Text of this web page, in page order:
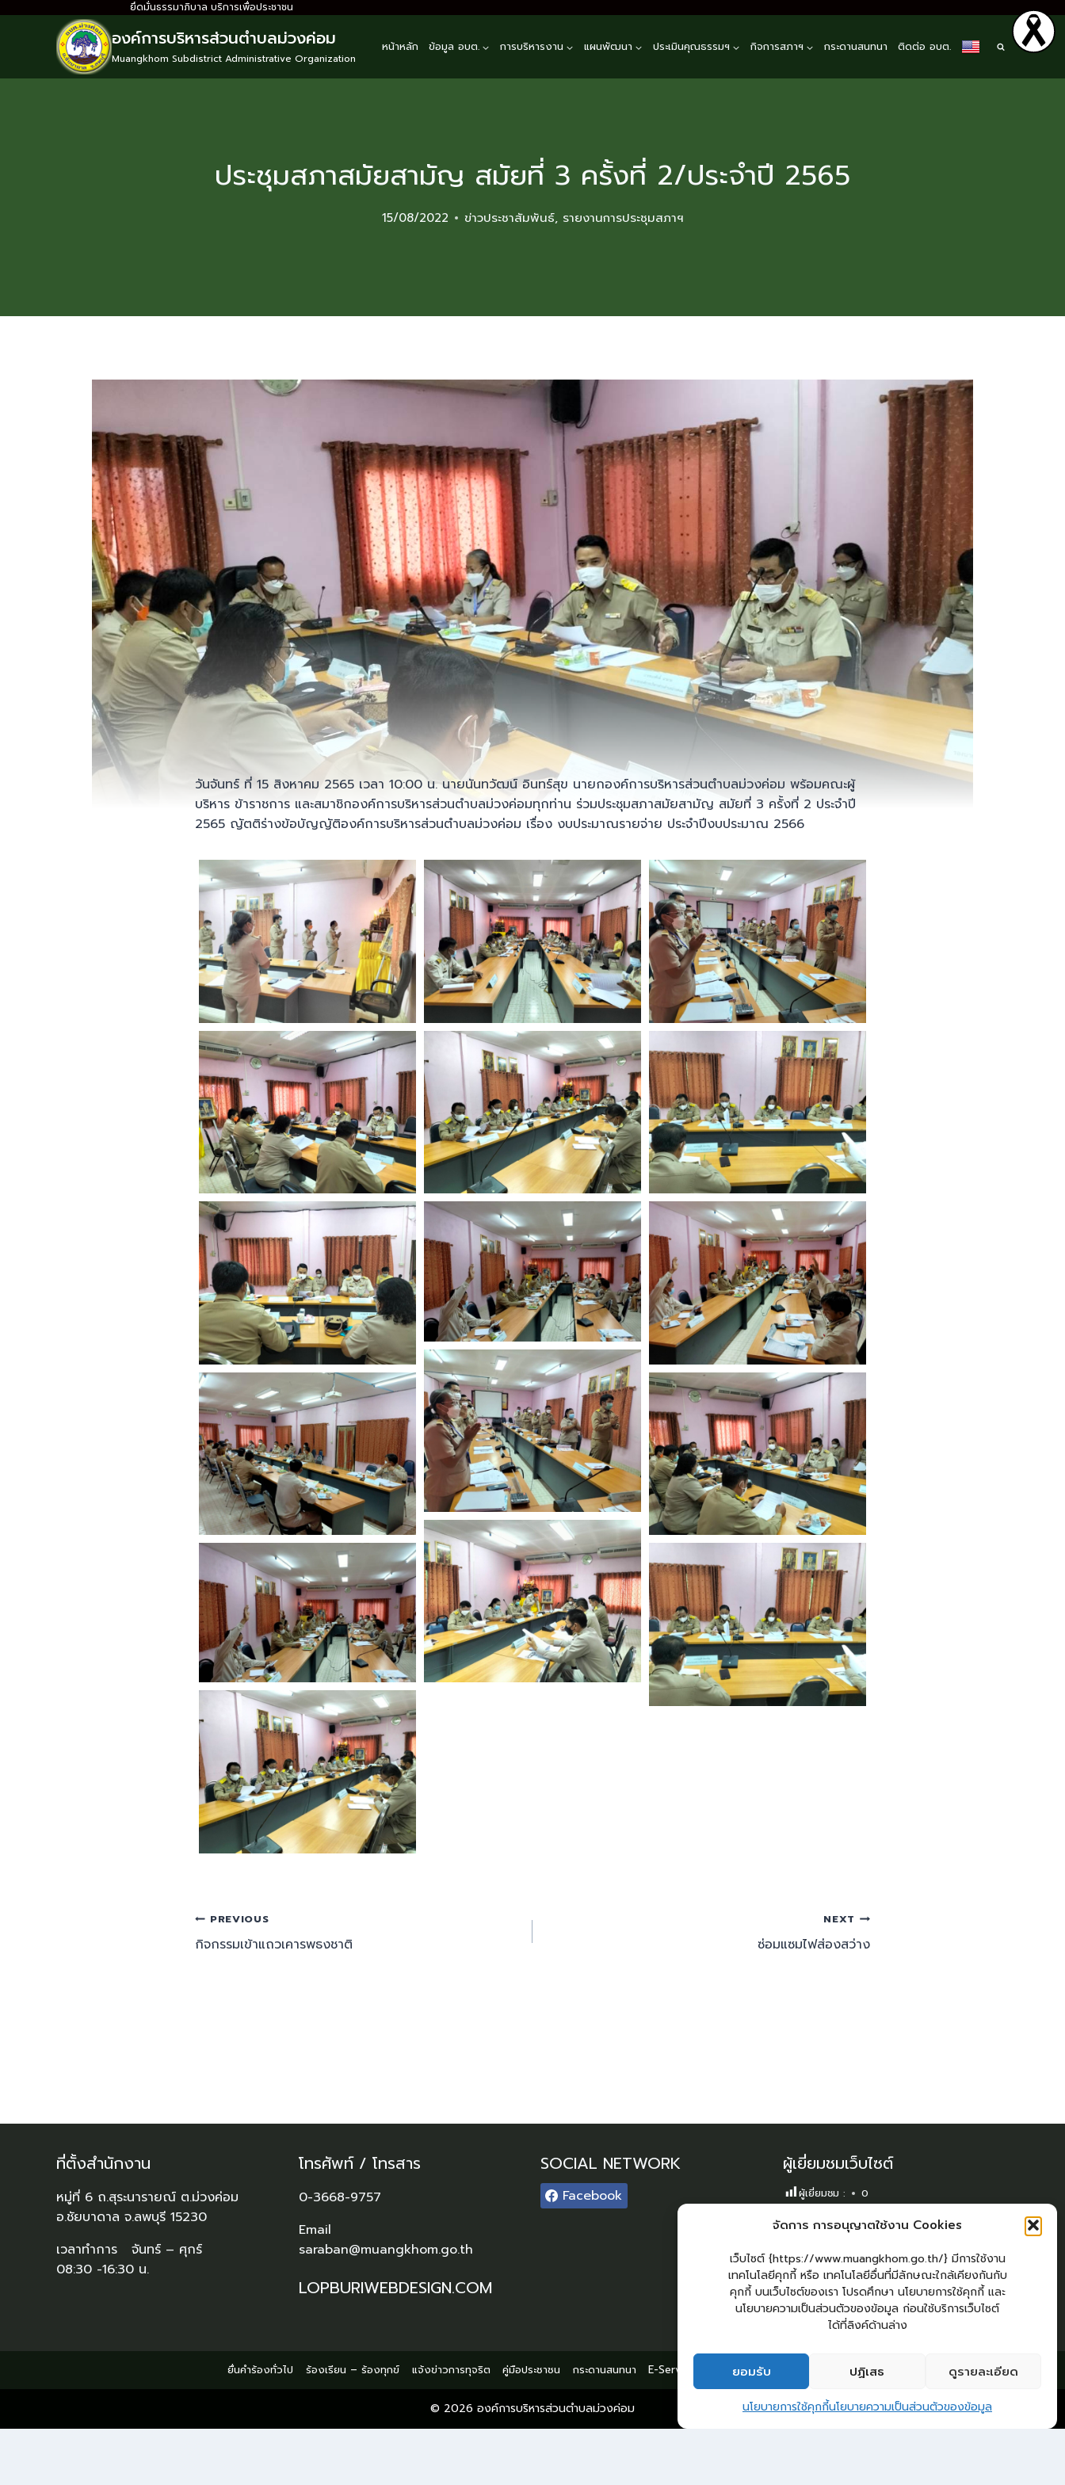
จัดการ การอนุญาตใช้งาน Cookies
เว็บไซต์ {https://www.muangkhom.go.th/} มีการใช้งาน
เทคโนโลยีคุกกี้ หรือ เทคโนโลยีอื่นที่มีลักษณะใกล้เคียงกันกับ
คุกกี้ บนเว็บไซต์ของเรา โปรดศึกษา นโยบายการใช้คุกกี้ และ
นโยบายความเป็นส่วนตัวของข้อมูล ก่อนใช้บริการเว็บไซต์
ได้ที่ลิงค์ด้านล่าง
ยอมรับ ปฏิเสธ ดูรายละเอียด
นโยบายการใช้คุกกี้นโยบายความเป็นส่วนตัวของข้อมูล
ยึดมั่นธรรมาภิบาล บริการเพื่อประชาชน
องค์การบริหารส่วนตำบลม่วงค่อม
Muangkhom Subdistrict Administrative Organization
หน้าหลัก ข้อมูล อบต. การบริหารงาน แผนพัฒนา ประเมินคุณธรรมฯ กิจการสภาฯ กระดานสนทนา ติดต่อ อบต.
ประชุมสภาสมัยสามัญ สมัยที่ 3 ครั้งที่ 2/ประจำปี 2565
15/08/2022 ข่าวประชาสัมพันธ์, รายงานการประชุมสภาฯ
วันจันทร์ ที่ 15 สิงหาคม 2565 เวลา 10:00 น. นายนันทวัฒน์ อินทร์สุข นายกองค์การบริหารส่วนตำบลม่วงค่อม พร้อมคณะผู้
บริหาร ข้าราชการ และสมาชิกองค์การบริหารส่วนตำบลม่วงค่อมทุกท่าน ร่วมประชุมสภาสมัยสามัญ สมัยที่ 3 ครั้งที่ 2 ประจำปี
2565 ญัตติร่างข้อบัญญัติองค์การบริหารส่วนตำบลม่วงค่อม เรื่อง งบประมาณรายจ่าย ประจำปีงบประมาณ 2566
PREVIOUS
กิจกรรมเข้าแถวเคารพธงชาติ
NEXT
ซ่อมแซมไฟส่องสว่าง
ที่ตั้งสำนักงาน
หมู่ที่ 6 ถ.สุระนารายณ์ ต.ม่วงค่อม
อ.ชัยบาดาล จ.ลพบุรี 15230
เวลาทำการ จันทร์ – ศุกร์
08:30 -16:30 น.
โทรศัพท์ / โทรสาร
0-3668-9757
Email
saraban@muangkhom.go.th
LOPBURIWEBDESIGN.COM
SOCIAL NETWORK
Facebook
ผู้เยี่ยมชมเว็บไซต์
ผู้เยี่ยมชม : 0
Sitemap
Login
เข้าสู่ระบบ
ยื่นคำร้องทั่วไป ร้องเรียน – ร้องทุกข์ แจ้งข่าวการทุจริต คู่มือประชาชน กระดานสนทนา E-Service กระดานสนทนา
© 2026 องค์การบริหารส่วนตำบลม่วงค่อม